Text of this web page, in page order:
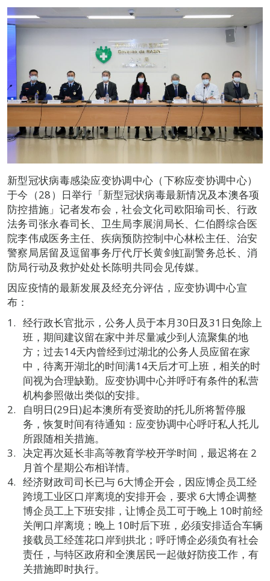
新型冠状病毒感染应变协调中心（下称应变协调中心）
于今（28）日举行「新型冠状病毒最新情况及本澳各项
防控措施」记者发布会，社会文化司欧阳瑜司长、行政
法务司张永春司长、卫生局李展润局长、仁伯爵综合医
院李伟成医务主任、疾病预防控制中心林松主任、治安
警察局居留及逗留事务厅代厅长黄剑虹副警务总长、消
防局行动及救护处处长陈明共同会见传媒。
因应疫情的最新发展及经充分评估，应变协调中心宣
布：
经行政长官批示，公务人员于本月30日及31日免除上
班，期间建议留在家中并尽量减少到人流聚集的地
方；过去14天内曾经到过湖北的公务人员应留在家
中，待离开湖北的时间满14天后才可上班，相关的时
间视为合理缺勤。应变协调中心并呼吁有条件的私营
机构参照做出类似的安排。
自明日(29日)起本澳所有受资助的托儿所将暂停服
务，恢复时间有待通知：应变协调中心呼吁私人托儿
所跟随相关措施。
决定再次延长非高等教育学校开学时间，最迟将在 2
月首个星期公布相详情。
经济财政司司长已与 6大博企开会，因应博企员工经
跨境工业区口岸离境的安排开会，要求 6大博企调整
博企员工上下班安排，让博企员工可于晚上 10时前经
关闸口岸离境；晚上 10时后下班，必须安排适合车辆
接载员工经莲花口岸到拱北；呼吁博企必须负有社会
责任，与特区政府和全澳居民一起做好防疫工作，有
关措施即时执行。